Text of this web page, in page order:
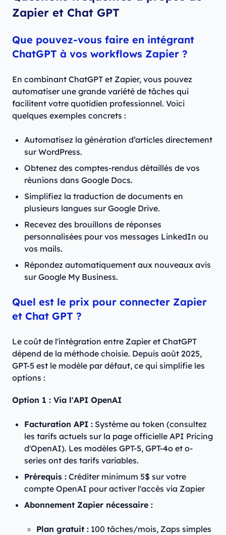
Zapier et Chat GPT
Que pouvez-vous faire en intégrant
ChatGPT à vos workflows Zapier ?
En combinant ChatGPT et Zapier, vous pouvez
automatiser une grande variété de tâches qui
facilitent votre quotidien professionnel. Voici
quelques exemples concrets :
Automatisez la génération d’articles directement
sur WordPress.
Obtenez des comptes-rendus détaillés de vos
réunions dans Google Docs.
Simplifiez la traduction de documents en
plusieurs langues sur Google Drive.
Recevez des brouillons de réponses
personnalisées pour vos messages LinkedIn ou
vos mails.
Répondez automatiquement aux nouveaux avis
sur Google My Business.
Quel est le prix pour connecter Zapier
et Chat GPT ?
Le coût de l'intégration entre Zapier et ChatGPT
dépend de la méthode choisie. Depuis août 2025,
GPT-5 est le modèle par défaut, ce qui simplifie les
options :
Option 1 : Via l'API OpenAI
Facturation API : Système au token (consultez
les tarifs actuels sur la page officielle API Pricing
d'OpenAI). Les modèles GPT-5, GPT-4o et o-
series ont des tarifs variables.
Prérequis : Créditer minimum 5$ sur votre
compte OpenAI pour activer l'accès via Zapier
Abonnement Zapier nécessaire :
Plan gratuit : 100 tâches/mois, Zaps simples